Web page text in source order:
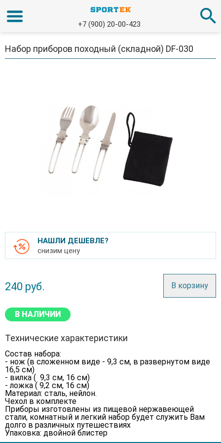
+7 (900) 20-00-423
Набор приборов походный (складной) DF-030
НАШЛИ ДЕШЕВЛЕ?
снизим цену
240 руб. В корзину
В НАЛИЧИИ
Технические характеристики
Состав набора:
- нож (в сложенном виде - 9,3 см, в развернутом виде
16,5 см)
- вилка ( 9,3 см, 16 см)
- ложка ( 9,2 см, 16 см)
Материал: сталь, нейлон.
Чехол в комплекте
Приборы изготовлены из пищевой нержавеющей
стали, комнатный и легкий набор будет служить Вам
долго в различных путешествиях
Упаковка: двойной блистер